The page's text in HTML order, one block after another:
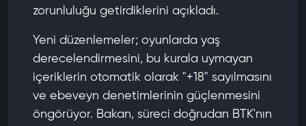
zorunluluğu getirdiklerini açıkladı.
Yeni düzenlemeler; oyunlarda yaş
derecelendirmesini, bu kurala uymayan
içeriklerin otomatik olarak "+18" sayılmasını
ve ebeveyn denetimlerinin güçlenmesini
öngörüyor. Bakan, süreci doğrudan BTK'nın